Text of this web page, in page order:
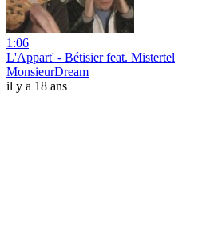
1:06
L'Appart' - Bétisier feat. Mistertel
MonsieurDream
il y a 18 ans